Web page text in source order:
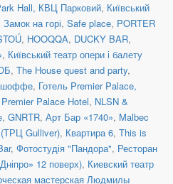
Hall, КВЦ Парковий, Київський
на горі, Safe place, PORTER
, HOOQQA, DUCKY BAR,
, Київський театр опери і балету
, The House quest and party,
, Готель Premier Palace,
Premier Palace Hotel, NLSN &
, GNRTR, Арт Бар «1740», Malbec
Gulliver), Квартира 6, This is
, Фотостудія "Пандора", Ресторан
12 поверх), Киевский театр
мастерская Людмилы